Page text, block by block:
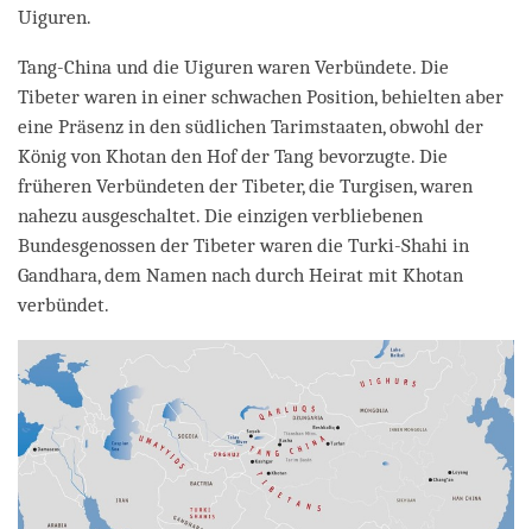
Uiguren.
Tang-China und die Uiguren waren Verbündete. Die
Tibeter waren in einer schwachen Position, behielten aber
eine Präsenz in den südlichen Tarimstaaten, obwohl der
König von Khotan den Hof der Tang bevorzugte. Die
früheren Verbündeten der Tibeter, die Turgisen, waren
nahezu ausgeschaltet. Die einzigen verbliebenen
Bundesgenossen der Tibeter waren die Turki-Shahi in
Gandhara, dem Namen nach durch Heirat mit Khotan
verbündet.